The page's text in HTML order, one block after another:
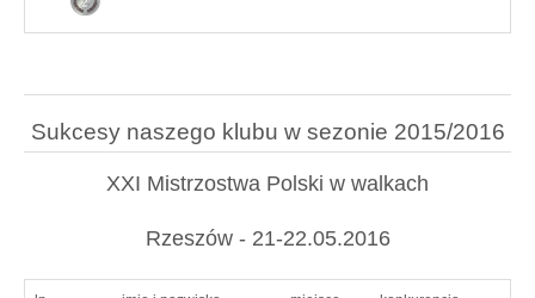
Sukcesy naszego klubu w sezonie 2015/2016
XXI Mistrzostwa Polski w walkach
Rzeszów - 21-22.05.2016